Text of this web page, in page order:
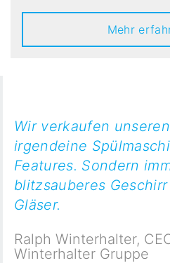
Mehr
Wir verkaufen
irgendeine
Features. Sondern
blitzsauberes
Gläser.
Ralph Winterhalter,
Winterhalter Gruppe